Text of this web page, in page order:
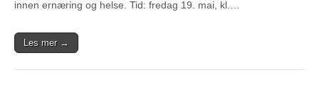
innen ernæring og helse. Tid: fredag 19. mai, kl.…
Les mer →